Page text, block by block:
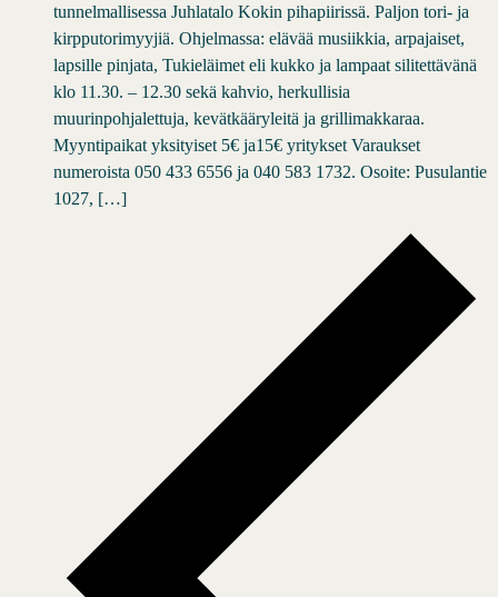
tunnelmallisessa Juhlatalo Kokin pihapiirissä. Paljon tori- ja
kirpputorimyyjiä. Ohjelmassa: elävää musiikkia, arpajaiset,
lapsille pinjata, Tukieläimet eli kukko ja lampaat silitettävänä
klo 11.30. – 12.30 sekä kahvio, herkullisia
muurinpohjalettuja, kevätkääryleitä ja grillimakkaraa.
Myyntipaikat yksityiset 5€ ja15€ yritykset Varaukset
numeroista 050 433 6556 ja 040 583 1732. Osoite: Pusulantie
1027, […]